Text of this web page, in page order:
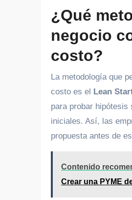
¿Qué
negocio
costo?
La metodología que
costo es el Lean
para probar
iniciales. Así, las
propuesta antes de
Contenido
Crear una PYME